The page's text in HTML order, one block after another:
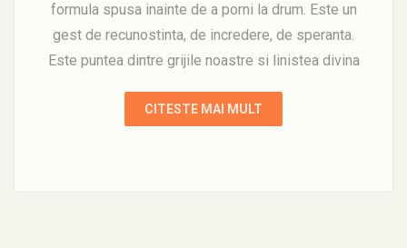
formula spusa inainte de a porni la drum. Este un
gest de recunostinta, de incredere, de speranta.
Este puntea dintre grijile noastre si linistea divina
CITESTE MAI MULT